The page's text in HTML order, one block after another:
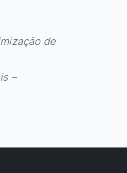
de
–